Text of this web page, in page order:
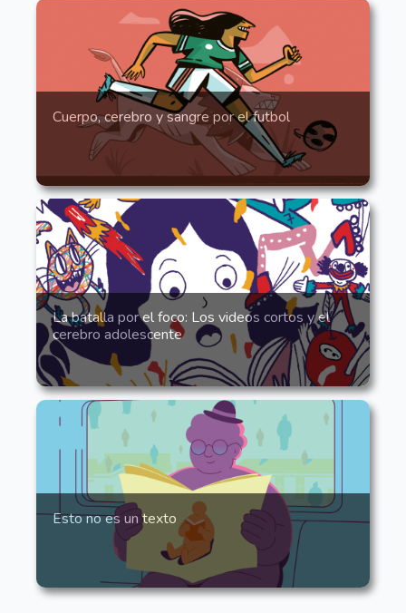
Cuerpo, cerebro y sangre por el futbol
La batalla por el foco: Los videos cortos y el
cerebro adolescente
Esto no es un texto